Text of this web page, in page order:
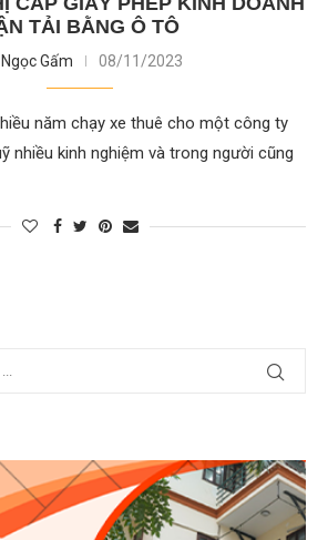
TẢI BẰNG Ô TÔ
Ngọc Gấm 08/11/2023
năm chạy xe thuê cho một công ty
nhiều kinh nghiệm và trong người cũng